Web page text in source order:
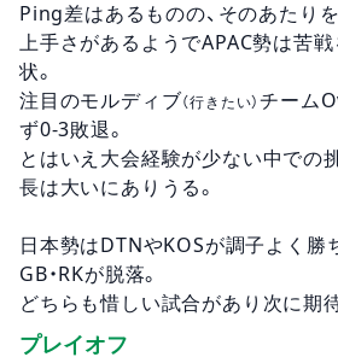
Ping差はあるものの、そのあたり
上手さがあるようでAPAC勢は苦
状。
注目のモルディブ（行きたい）チーム
ず0-3敗退。
とはいえ大会経験が少ない中での
長は大いにありうる。
日本勢はDTNやKOSが調子よく勝
GB・RKが脱落。
どちらも惜しい試合があり次に期
プレイオフ